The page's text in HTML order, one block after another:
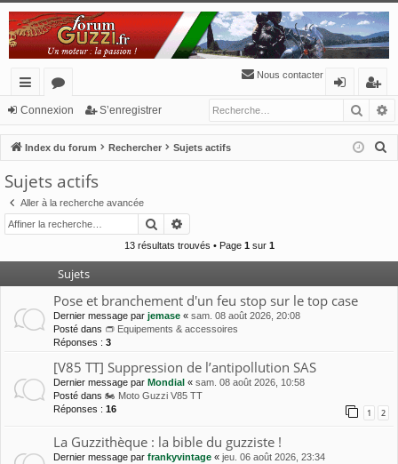
cc
ès
ra
pi
de
or
u
m
Nous contacter
n
ne
’e
nr
eg
Connexion S’enregistrer
Index du forum Rechercher Sujets actifs
c
Sujets actifs
Aller à la recherche avancée
Rechercher
13 résultats trouvés • Page 1sur 1
Sujets
Pose et branchement d'un feu stop sur le top case
Dernier message par jemase « sam. 08 août 2026, 20:08
Posté dans 👝 Equipements & accessoires
Réponses : 3
[V85 TT] Suppression de l’antipollution SAS
Dernier message par Mondial « sam. 08 août 2026, 10:58
Posté dans 🏍 Moto Guzzi V85 TT
Réponses : 16 1 2
La Guzzithèque : la bible du guzziste !
Dernier message par frankyvintage « jeu. 06 août 2026, 23:34